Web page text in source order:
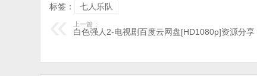
标签： 七人乐队
上一篇：
白色强人2-电视剧百度云网盘[HD1080p]资源分享